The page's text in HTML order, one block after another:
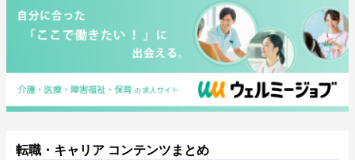
転職・キャリア コンテンツまとめ